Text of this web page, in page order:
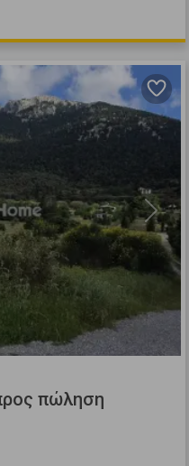
Next
πώληση